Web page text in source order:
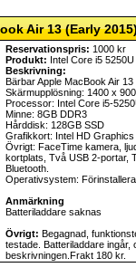
Air 13 (Early
Reservationspris: 1000 kr
Produkt: Intel Core i5
Beskrivning:
Bärbar Apple MacBook Air
Skärmupplösning: 1400 x 900
Processor: Intel Core i5-
Minne: 8GB DDR3
Hårddisk: 128GB SSD
Grafikkort: Intel HD Graphics
Övrigt: FaceTime kamera,
kortplats, Två USB 2-portar,
Bluetooth.
Operativsystem:
Anmärkning
Batteriladdare saknas
Övrigt: Begagnad,
testade. Batteriladdare ingår,
beskrivningen.Frakt 180 kr.